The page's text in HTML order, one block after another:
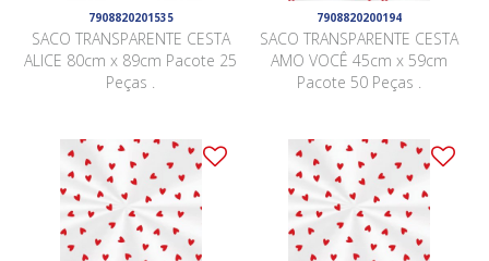
7908820201535
SACO TRANSPARENTE CESTA
ALICE 80cm x 89cm Pacote 25
Peças .
7908820200194
SACO TRANSPARENTE CESTA
AMO VOCÊ 45cm x 59cm
Pacote 50 Peças .